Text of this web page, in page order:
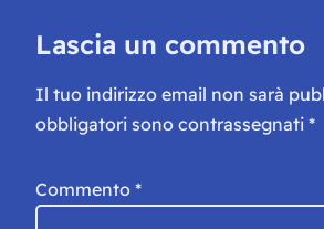
Lascia un commento
Il tuo indirizzo email non sarà
obbligatori sono contrassegnati *
Commento *